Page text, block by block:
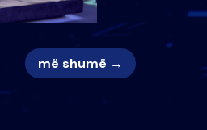
më shumë →